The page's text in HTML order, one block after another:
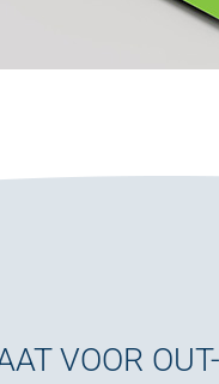
VOOR